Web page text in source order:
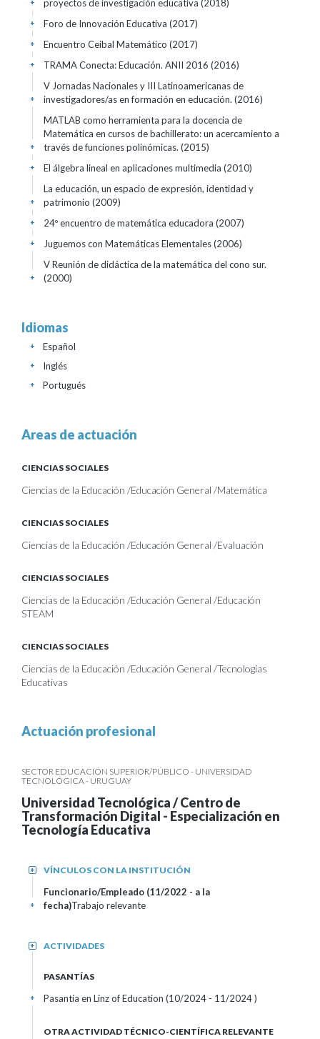
proyectos de investigación educativa (2018)
+
Foro de Innovación Educativa (2017)
+
Encuentro Ceibal Matemático (2017)
+
TRAMA Conecta: Educación. ANII 2016 (2016)
+
V Jornadas Nacionales y III Latinoamericanas de
investigadores/as en formación en educación. (2016)
+
MATLAB como herramienta para la docencia de
Matemática en cursos de bachillerato: un acercamiento a
través de funciones polinómicas. (2015)
+
El álgebra lineal en aplicaciones multimedia (2010)
+
La educación, un espacio de expresión, identidad y
patrimonio (2009)
+
24º encuentro de matemática educadora (2007)
+
Juguemos con Matemáticas Elementales(2006)
+
V Reunión de didáctica de la matemática del cono sur.
(2000)
+
Idiomas
Español
+
Inglés
+
Portugués
+
Areas de actuación
CIENCIAS SOCIALES
Ciencias de la Educación /Educación General /Matemática
CIENCIAS SOCIALES
Ciencias de la Educación /Educación General /Evaluación
CIENCIAS SOCIALES
Ciencias de la Educación /Educación General /Educación
STEAM
CIENCIAS SOCIALES
Ciencias de la Educación /Educación General /Tecnologías
Educativas
Actuación profesional
SECTOR EDUCACIÓN SUPERIOR/PÚBLICO - UNIVERSIDAD
TECNOLÓGICA - URUGUAY
Universidad Tecnológica / Centro de
Transformación Digital - Especialización en
Tecnología Educativa
VÍNCULOS CON LA INSTITUCIÓN
+
Funcionario/Empleado (11/2022 - a la
fecha)Trabajo relevante
+
ACTIVIDADES
+
PASANTÍAS
Pasantía en Linz of Education (10/2024 - 11/2024 )
+
OTRA ACTIVIDAD TÉCNICO-CIENTÍFICA RELEVANTE